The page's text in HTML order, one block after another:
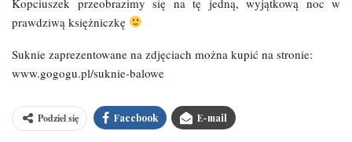
prawdziwą księżniczkę
Suknie zaprezentowane na zdjęciach można kupić na stronie:
www.gogogu.pl/suknie-balowe
Podziel się Facebook E-mail